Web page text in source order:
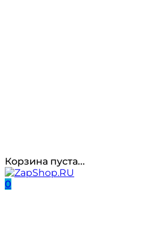
Корзина пуста...
0